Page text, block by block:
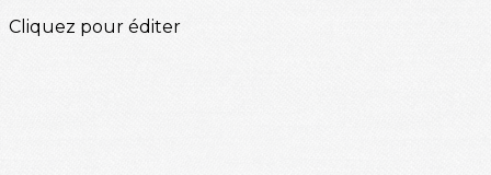
Cliquez pour éditer